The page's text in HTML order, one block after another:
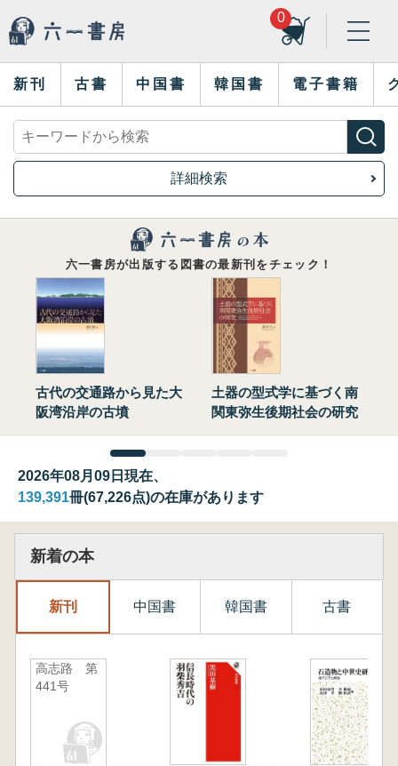
0
新刊 古書 中国書 韓国書 電子書籍
詳細検索
六一書房が出版する図書の最新刊をチェック！
古代の交通路から見た大
阪湾沿岸の古墳
土器の型式学に基づく南
関東弥生後期社会の研究
2026年08月09日現在、
139,391冊(67,226点)の在庫があります
新着の本
新刊 中国書 韓国書 古書
高志路 第
441号